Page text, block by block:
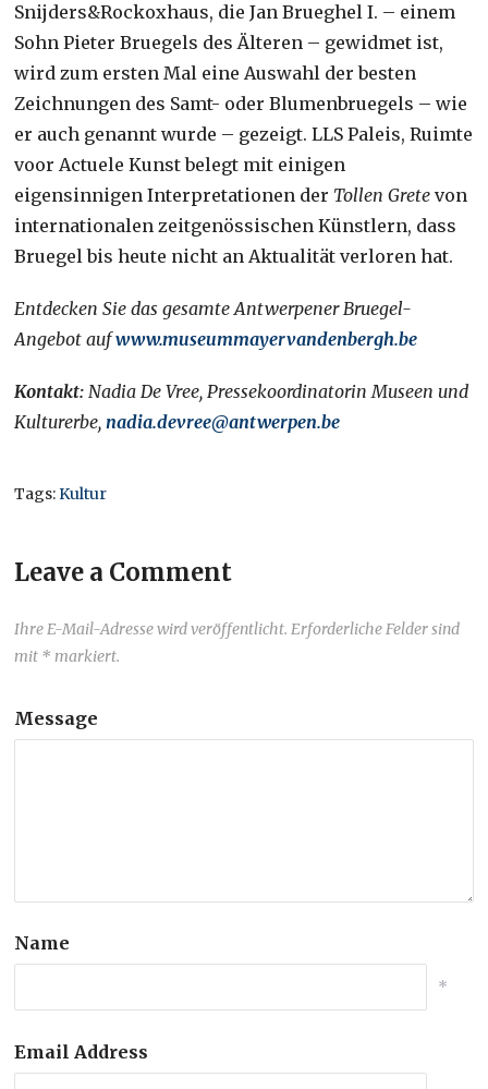
Snijders&Rockoxhaus, die Jan Brueghel I. – einem
Sohn Pieter Bruegels des Älteren – gewidmet ist,
wird zum ersten Mal eine Auswahl der besten
Zeichnungen des Samt- oder Blumenbruegels – wie
er auch genannt wurde – gezeigt. LLS Paleis, Ruimte
voor Actuele Kunst belegt mit einigen
eigensinnigen Interpretationen der Tollen Grete von
internationalen zeitgenössischen Künstlern, dass
Bruegel bis heute nicht an Aktualität verloren hat.
Entdecken Sie das gesamte Antwerpener Bruegel-
Angebot aufwww.museummayervandenbergh.be
Kontakt:Nadia De Vree, Pressekoordinatorin Museen und
Kulturerbe,nadia.devree@antwerpen.be
Tags:Kultur
Leave a Comment
Ihre E-Mail-Adresse wird veröffentlicht. Erforderliche Felder sind
mit * markiert.
Message
Name
*
Email Address